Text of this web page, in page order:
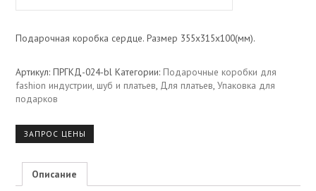
Подарочная коробка сердце. Размер 355х315х100(мм).
Артикул: ПРГКД-024-bl Категории: Подарочные коробки для
fashion индустрии, шуб и платьев, Для платьев, Упаковка для
подарков
ЗАПРОС ЦЕНЫ
Описание